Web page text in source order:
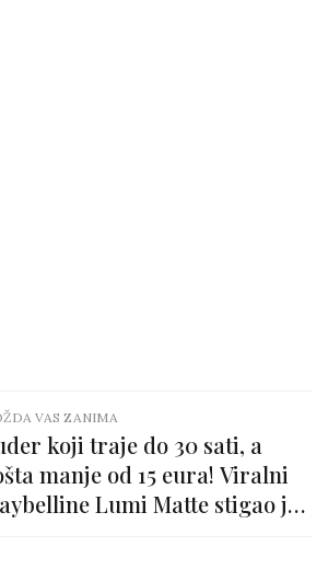
VAS ZANIMA
koji traje do 30 sati, a
manje od 15 eura! Viralni
Lumi Matte stigao je